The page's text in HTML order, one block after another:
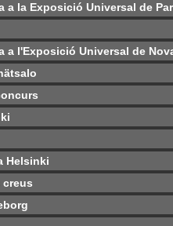
a la Exposició Universal de
a l'Exposició Universal de
Helsinki
creus